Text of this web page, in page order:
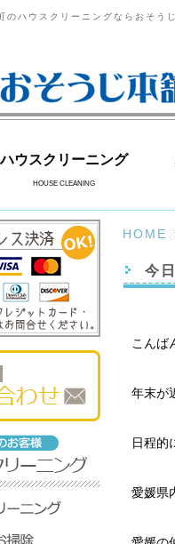
のハウスクリーニングならおそう
ハウスクリーニング
HOUSE CLEANING
HOME
今
こんば
年末が
日程的
愛媛県